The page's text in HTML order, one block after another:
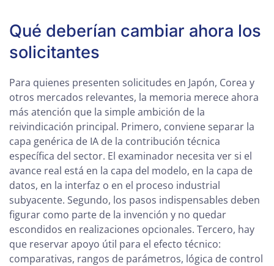
Qué deberían cambiar ahora los
solicitantes
Para quienes presenten solicitudes en Japón, Corea y
otros mercados relevantes, la memoria merece ahora
más atención que la simple ambición de la
reivindicación principal. Primero, conviene separar la
capa genérica de IA de la contribución técnica
específica del sector. El examinador necesita ver si el
avance real está en la capa del modelo, en la capa de
datos, en la interfaz o en el proceso industrial
subyacente. Segundo, los pasos indispensables deben
figurar como parte de la invención y no quedar
escondidos en realizaciones opcionales. Tercero, hay
que reservar apoyo útil para el efecto técnico:
comparativas, rangos de parámetros, lógica de control